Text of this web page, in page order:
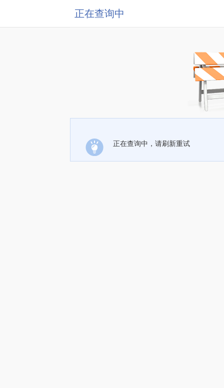
正在查询中
正在查询中，请刷新重试